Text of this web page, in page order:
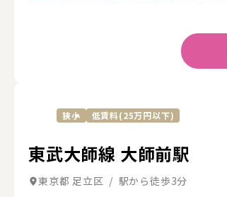
狭小 低賃料(25万円以下)
東武大師線 大師前駅
東京都 足立区 / 駅から徒歩3分